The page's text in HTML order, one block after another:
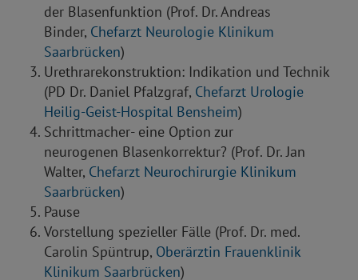
der Blasenfunktion (Prof. Dr. Andreas
Binder, Chefarzt Neurologie Klinikum
Saarbrücken)
Urethrarekonstruktion: Indikation und Technik
(PD Dr. Daniel Pfalzgraf, Chefarzt Urologie
Heilig-Geist-Hospital Bensheim)
Schrittmacher- eine Option zur
neurogenen Blasenkorrektur? (Prof. Dr. Jan
Walter, Chefarzt Neurochirurgie Klinikum
Saarbrücken)
Pause
Vorstellung spezieller Fälle (Prof. Dr. med.
Carolin Spüntrup, Oberärztin Frauenklinik
Klinikum Saarbrücken)